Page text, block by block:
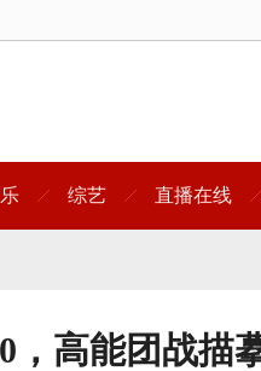
综艺 直播在线
，高能团战描